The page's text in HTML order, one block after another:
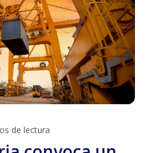
de lectura